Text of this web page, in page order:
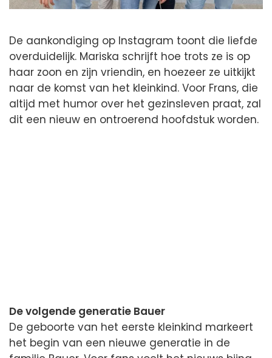
De aankondiging op Instagram toont die liefde
overduidelijk. Mariska schrijft hoe trots ze is op
haar zoon en zijn vriendin, en hoezeer ze uitkijkt
naar de komst van het kleinkind. Voor Frans, die
altijd met humor over het gezinsleven praat, zal
dit een nieuw en ontroerend hoofdstuk worden.
De volgende generatie Bauer
De geboorte van het eerste kleinkind markeert
het begin van een nieuwe generatie in de